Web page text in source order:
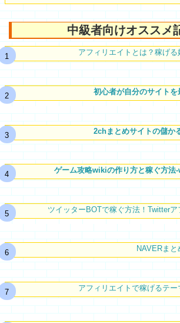
中級者向けオススメ
アフィリエイトとは？稼げ
初心者が自分のサイト
2chまとめサイトの儲か
ゲーム攻略wikiの作り方と稼ぐ方法
ツイッターBOTで稼ぐ方法！Twitter
NAVERま
アフィリエイトで稼げるテー